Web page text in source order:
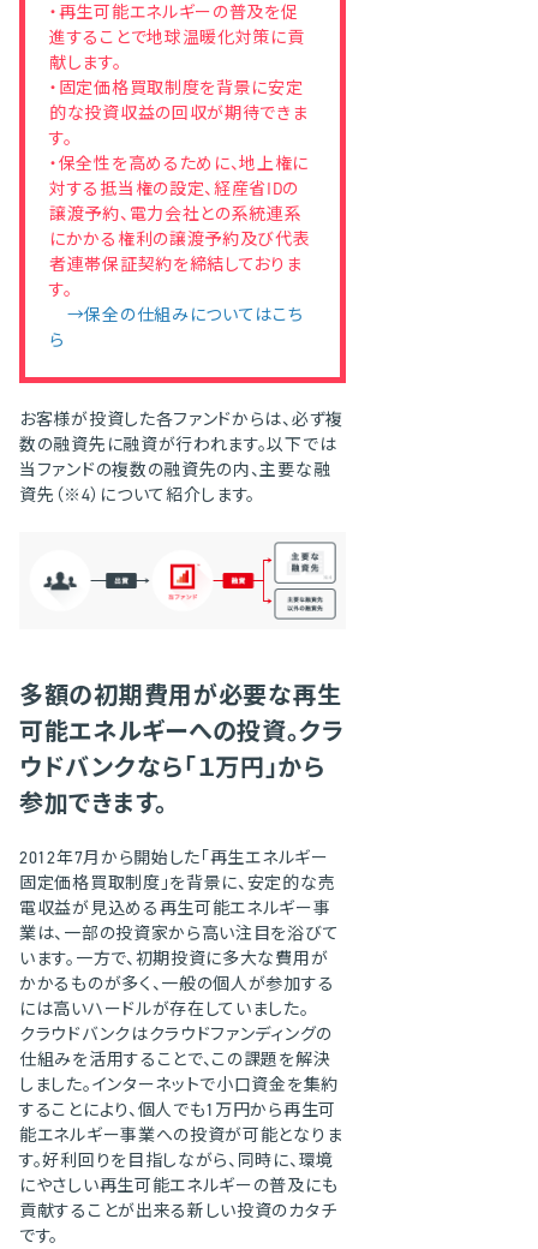
・再生可能エネルギーの普及を促
進することで地球温暖化対策に貢
献します。
・固定価格買取制度を背景に安定
的な投資収益の回収が期待できま
す。
・保全性を高めるために、地上権に
対する抵当権の設定、経産省IDの
譲渡予約、電力会社との系統連系
にかかる権利の譲渡予約及び代表
者連帯保証契約を締結しておりま
す。
→保全の仕組みについてはこち
ら
お客様が投資した各ファンドからは、必ず複
数の融資先に融資が行われます。以下では
当ファンドの複数の融資先の内、主要な融
資先（※4）について紹介します。
多額の初期費用が必要な再生
可能エネルギーへの投資。クラ
ウドバンクなら「１万円」から
参加できます。
2012年7月から開始した「再生エネルギー
固定価格買取制度」を背景に、安定的な売
電収益が見込める再生可能エネルギー事
業は、一部の投資家から高い注目を浴びて
います。一方で、初期投資に多大な費用が
かかるものが多く、一般の個人が参加する
には高いハードルが存在していました。
クラウドバンクはクラウドファンディングの
仕組みを活用することで、この課題を解決
しました。インターネットで小口資金を集約
することにより、個人でも1万円から再生可
能エネルギー事業への投資が可能となりま
す。好利回りを目指しながら、同時に、環境
にやさしい再生可能エネルギーの普及にも
貢献することが出来る新しい投資のカタチ
です。